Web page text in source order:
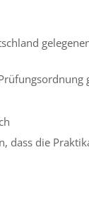
dass die